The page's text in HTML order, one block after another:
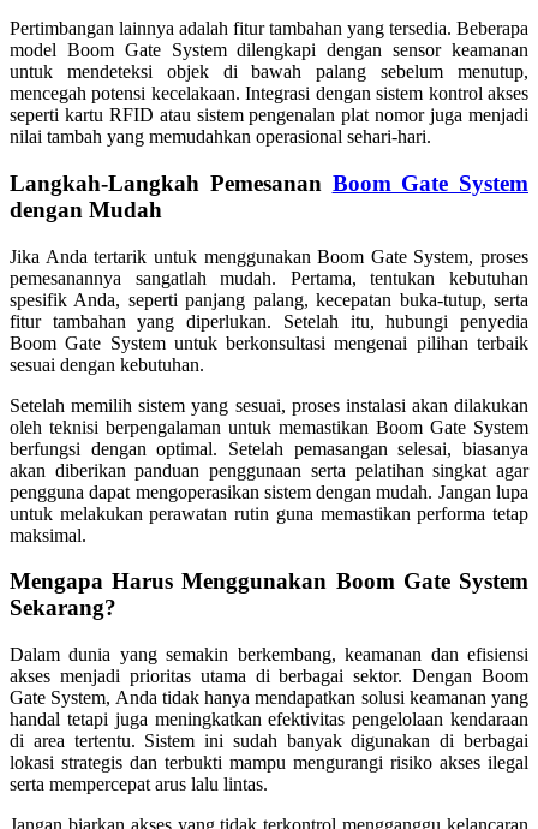
Pertimbangan lainnya adalah fitur tambahan yang tersedia. Beberapa
model Boom Gate System dilengkapi dengan sensor keamanan
untuk mendeteksi objek di bawah palang sebelum menutup,
mencegah potensi kecelakaan. Integrasi dengan sistem kontrol akses
seperti kartu RFID atau sistem pengenalan plat nomor juga menjadi
nilai tambah yang memudahkan operasional sehari-hari.
Langkah-Langkah Pemesanan Boom Gate System
dengan Mudah
Jika Anda tertarik untuk menggunakan Boom Gate System, proses
pemesanannya sangatlah mudah. Pertama, tentukan kebutuhan
spesifik Anda, seperti panjang palang, kecepatan buka-tutup, serta
fitur tambahan yang diperlukan. Setelah itu, hubungi penyedia
Boom Gate System untuk berkonsultasi mengenai pilihan terbaik
sesuai dengan kebutuhan.
Setelah memilih sistem yang sesuai, proses instalasi akan dilakukan
oleh teknisi berpengalaman untuk memastikan Boom Gate System
berfungsi dengan optimal. Setelah pemasangan selesai, biasanya
akan diberikan panduan penggunaan serta pelatihan singkat agar
pengguna dapat mengoperasikan sistem dengan mudah. Jangan lupa
untuk melakukan perawatan rutin guna memastikan performa tetap
maksimal.
Mengapa Harus Menggunakan Boom Gate System
Sekarang?
Dalam dunia yang semakin berkembang, keamanan dan efisiensi
akses menjadi prioritas utama di berbagai sektor. Dengan Boom
Gate System, Anda tidak hanya mendapatkan solusi keamanan yang
handal tetapi juga meningkatkan efektivitas pengelolaan kendaraan
di area tertentu. Sistem ini sudah banyak digunakan di berbagai
lokasi strategis dan terbukti mampu mengurangi risiko akses ilegal
serta mempercepat arus lalu lintas.
Jangan biarkan akses yang tidak terkontrol mengganggu kelancaran